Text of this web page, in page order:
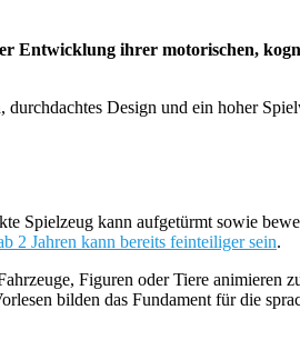
Entwicklung ihrer motorischen,
Design und ein hoher
Spielzeug kann aufgetürmt sowie
2 Jahren kann bereits feinteiliger sein.
Figuren oder Tiere animieren
bilden das Fundament für die